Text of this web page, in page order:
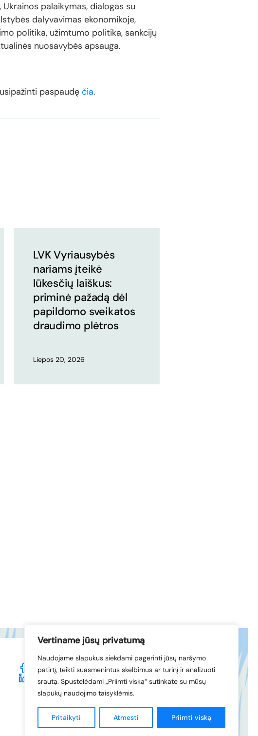
Vertiname jūsų privatumą
Naudojame slapukus siekdami pagerinti jūsų naršymo
patirtį, teikti suasmenintus skelbimus ar turinį ir analizuoti
srautą. Spustelėdami „Priimti viską“ sutinkate su mūsų
slapukų naudojimo taisyklėmis.
Pritaikyti Atmesti Priimti viską
palaikymas, dialogas su
dalyvavimas ekonomikoje,
politika, užimtumo politika, sankcijų
nuosavybės apsauga.
paspaudę čia.
LVK Vyriausybės
nariams įteikė
lūkesčių laiškus:
priminė pažadą dėl
papildomo sveikatos
draudimo plėtros
Liepos 20, 2026
Facebook
LinkedIn
© 1994-2026 LVK